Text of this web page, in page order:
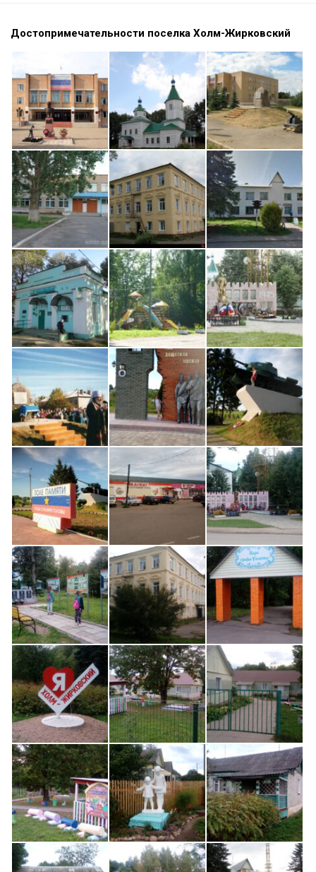
Достопримечательности поселка Холм-Жирковский